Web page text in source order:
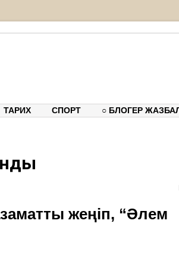
ТАРИХ СПОРТ ○ БЛОГЕР
жеңіп, “Әлем